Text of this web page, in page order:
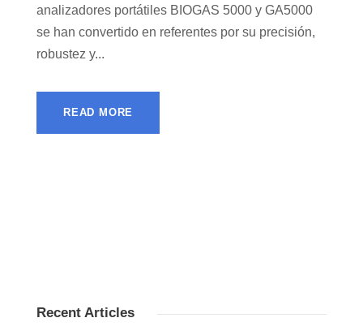
analizadores portátiles BIOGAS 5000 y GA5000
se han convertido en referentes por su precisión,
robustez y...
READ MORE
Recent Articles